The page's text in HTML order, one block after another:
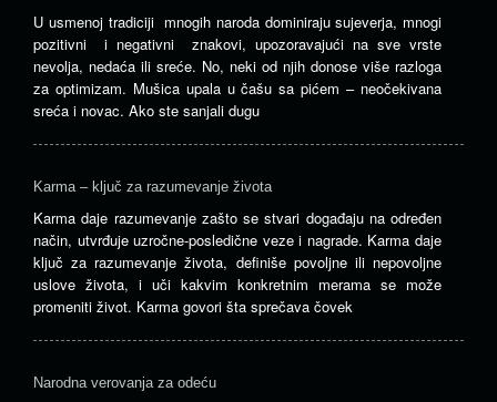
U usmenoj tradiciji mnogih naroda dominiraju sujeverja, mnogi
pozitivni i negativni znakovi, upozoravajući na sve vrste
nevolja, nedaća ili sreće. No, neki od njih donose više razloga
za optimizam. Mušica upala u čašu sa pićem – neočekivana
sreća i novac. Ako ste sanjali dugu
Karma – ključ za razumevanje života
Karma daje razumevanje zašto se stvari događaju na određen
način, utvrđuje uzročne-posledične veze i nagrade. Karma daje
ključ za razumevanje života, definiše povoljne ili nepovoljne
uslove života, i uči kakvim konkretnim merama se može
promeniti život. Karma govori šta sprečava čovek
Narodna verovanja za odeću